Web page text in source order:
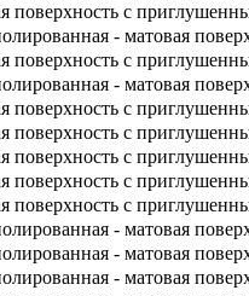
поверхность с
- матовая
поверхность с
- матовая
поверхность с
поверхность с
поверхность с
поверхность с
поверхность с
- матовая
- матовая
- матовая